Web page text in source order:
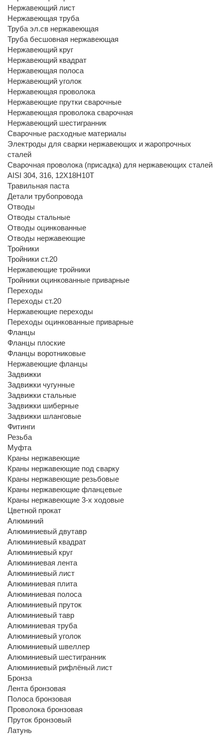
Нержавеющий лист
Нержавеющая труба
Труба эл.св нержавеющая
Труба бесшовная нержавеющая
Нержавеющий круг
Нержавеющий квадрат
Нержавеющая полоса
Нержавеющий уголок
Нержавеющая проволока
Нержавеющие прутки сварочные
Нержавеющая проволока сварочная
Нержавеющий шестигранник
Сварочные расходные материалы
Электроды для сварки нержавеющих и жаропрочных
сталей
Сварочная проволока (присадка) для нержавеющих сталей
AISI 304, 316, 12Х18Н10Т
Травильная паста
Детали трубопровода
Отводы
Отводы стальные
Отводы оцинкованные
Отводы нержавеющие
Тройники
Тройники ст.20
Нержавеющие тройники
Тройники оцинкованные приварные
Переходы
Переходы ст.20
Нержавеющие переходы
Переходы оцинкованные приварные
Фланцы
Фланцы плоские
Фланцы воротниковые
Нержавеющие фланцы
Задвижки
Задвижки чугунные
Задвижки стальные
Задвижки шиберные
Задвижки шланговые
Фитинги
Резьба
Муфта
Краны нержавеющие
Краны нержавеющие под сварку
Краны нержавеющие резьбовые
Краны нержавеющие фланцевые
Краны нержавеющие 3-х ходовые
Цветной прокат
Алюминий
Алюминиевый двутавр
Алюминиевый квадрат
Алюминиевый круг
Алюминиевая лента
Алюминиевый лист
Алюминиевая плита
Алюминиевая полоса
Алюминиевый пруток
Алюминиевый тавр
Алюминиевая труба
Алюминиевый уголок
Алюминиевый швеллер
Алюминиевый шестигранник
Алюминиевый рифлёный лист
Бронза
Лента бронзовая
Полоса бронзовая
Проволока бронзовая
Пруток бронзовый
Латунь